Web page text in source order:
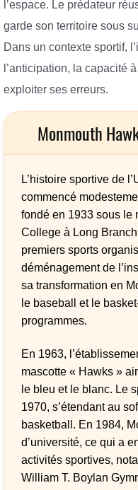
l’espace. Le prédateur
garde son territoire sous
Dans un contexte sportif,
l’anticipation, la capacité
exploiter ses erreurs.
Monmouth
L’histoire sportive de
commencé
fondé en 1933 sous le
College à Long
premiers sports
déménagement de
sa transformation en
le baseball et le
programmes.
En 1963,
mascotte « Hawks »
le bleu et le blanc. Le
1970, s’étendant au
basketball. En 1984,
d’université, ce qui a
activités sportives,
William T. Boylan